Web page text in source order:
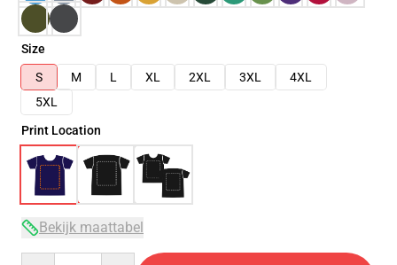
Size
S
M L XL 2XL 3XL
4XL
5XL
Print Location
Bekijk maattabel